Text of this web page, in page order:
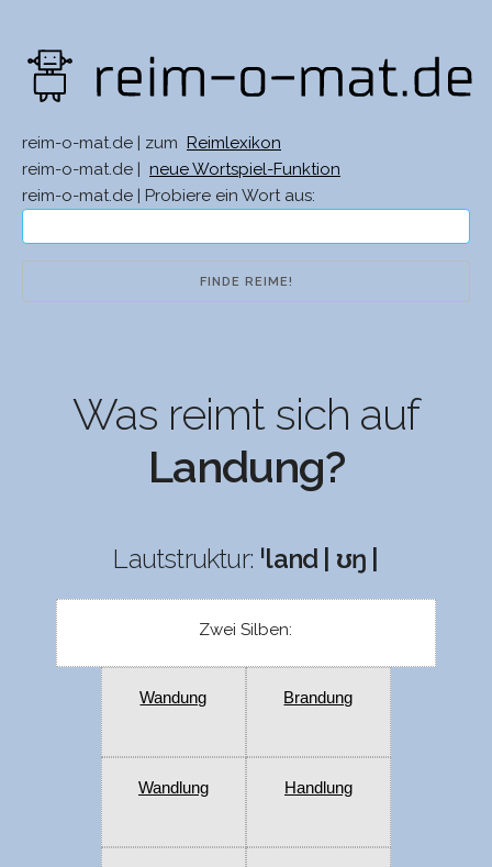
reim-o-mat.de | zum
Reimlexikon
reim-o-mat.de |
neue Wortspiel-Funktion
reim-o-mat.de | Probiere ein Wort aus:
Was reimt sich auf
Landung?
Lautstruktur: ˈland | ʊŋ |
Zwei Silben:
Wandung Brandung
Wandlung Handlung